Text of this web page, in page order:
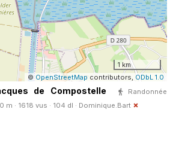
1 km
©OpenStreetMap contributors, ODbL 1.0
de Compostelle
Randonnée
· 1618 vus · 104 dl · Dominique.Bart